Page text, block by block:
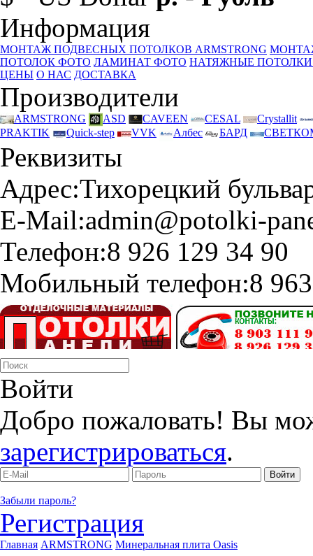
Информация
МОНТАЖ ПОДВЕСНЫХ ПОТОЛКОВ ARMSTRONG
ПОТОЛОК ФОТО ЛАМИНАТ ФОТО НАТЯЖНЫЕ ПОТОЛКИ
ЦЕНЫ О НАС ДОСТАВКА
Производители
ARMSTRONG ASD CAVEEN CESAL
Crystallit
PRAKTIK
Quick-step VVK Албес БАРД
Реквизиты
Адрес:Тихорецкий
E-Mail:admin@potolki-
Телефон:8 926 129 34 90
Мобильный телефон:8
Войти
Добро пожаловать! Вы
зарегистрироваться.
Забыли пароль?
Регистрация
Главная ARMSTRONG Минеральная плита Oasis